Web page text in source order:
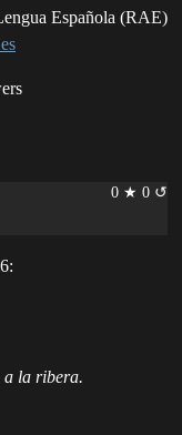
Española (RAE)
0 ★ 0 ↺
la ribera.